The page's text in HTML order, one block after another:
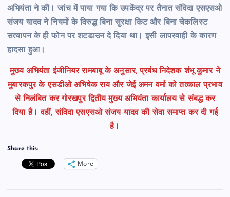
अभियंता ने की। जांच में पाया गया कि उपकेंद्र पर तैनात संविदा एसएसओ
संजय यादव ने नियमों के विरुद्ध बिना सुरक्षा किट और बिना चेकलिस्ट
सत्यापन के ही फोन पर शटडाउन दे दिया था। इसी लापरवाही के कारण
हादसा हुआ।
मुख्य अभियंता इंजीनियर रामबाबू के अनुसार, प्रबंध निदेशक शंभू कुमार ने
मुबारकपुर के एसडीओ अभिषेक राय और जेई अमन वर्मा को तत्काल प्रभाव
से निलंबित कर गोरखपुर द्वितीय मुख्य अभियंता कार्यालय से संबद्ध कर
दिया है। वहीं, संविदा एसएसओ संजय यादव की सेवा समाप्त कर दी गई
है।
Share this:
More